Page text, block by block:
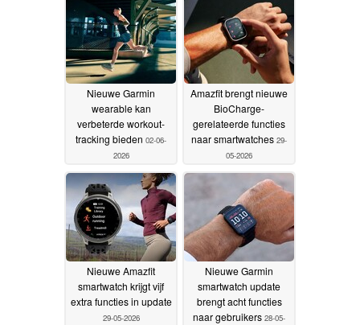
2026
Nieuwe Garmin
wearable kan
verbeterde workout-
tracking bieden 02-06-
2026
Amazfit brengt nieuwe
BioCharge-
gerelateerde functies
naar smartwatches 29-
05-2026
Nieuwe Amazfit
smartwatch krijgt vijf
extra functies in update
29-05-2026
Nieuwe Garmin
smartwatch update
brengt acht functies
naar gebruikers 28-05-